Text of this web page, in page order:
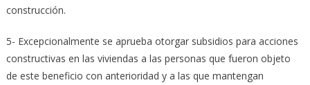
construcción.
5- Excepcionalmente se aprueba otorgar subsidios para acciones
constructivas en las viviendas a las personas que fueron objeto
de este beneficio con anterioridad y a las que mantengan